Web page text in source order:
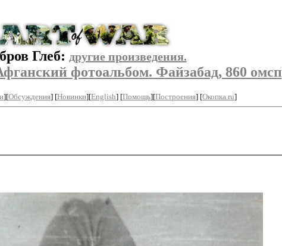
Глеб: другие произведения.
фотоальбом. Файзабад, 860 омсп
][Обсуждения] [Новинки][English] [Помощь][Построения] [Окопка.ru]